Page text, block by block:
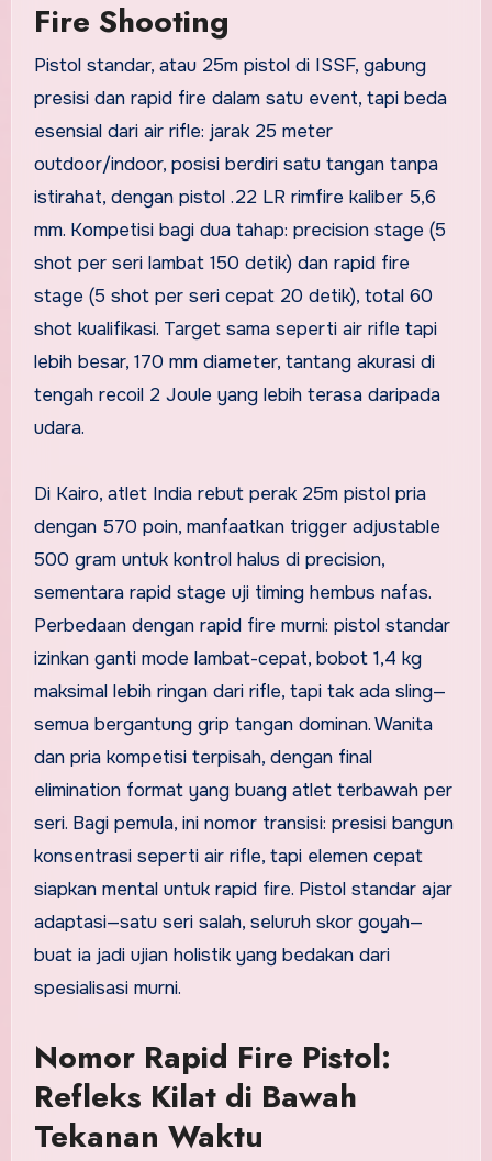
Fire Shooting
Pistol standar, atau 25m pistol di ISSF, gabung
presisi dan rapid fire dalam satu event, tapi beda
esensial dari air rifle: jarak 25 meter
outdoor/indoor, posisi berdiri satu tangan tanpa
istirahat, dengan pistol .22 LR rimfire kaliber 5,6
mm. Kompetisi bagi dua tahap: precision stage (5
shot per seri lambat 150 detik) dan rapid fire
stage (5 shot per seri cepat 20 detik), total 60
shot kualifikasi. Target sama seperti air rifle tapi
lebih besar, 170 mm diameter, tantang akurasi di
tengah recoil 2 Joule yang lebih terasa daripada
udara.
Di Kairo, atlet India rebut perak 25m pistol pria
dengan 570 poin, manfaatkan trigger adjustable
500 gram untuk kontrol halus di precision,
sementara rapid stage uji timing hembus nafas.
Perbedaan dengan rapid fire murni: pistol standar
izinkan ganti mode lambat-cepat, bobot 1,4 kg
maksimal lebih ringan dari rifle, tapi tak ada sling—
semua bergantung grip tangan dominan. Wanita
dan pria kompetisi terpisah, dengan final
elimination format yang buang atlet terbawah per
seri. Bagi pemula, ini nomor transisi: presisi bangun
konsentrasi seperti air rifle, tapi elemen cepat
siapkan mental untuk rapid fire. Pistol standar ajar
adaptasi—satu seri salah, seluruh skor goyah—
buat ia jadi ujian holistik yang bedakan dari
spesialisasi murni.
Nomor Rapid Fire Pistol:
Refleks Kilat di Bawah
Tekanan Waktu